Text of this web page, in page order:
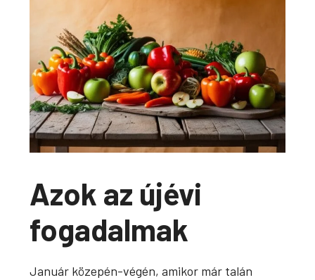
Azok az újévi
fogadalmak
Január közepén-végén, amikor már talán